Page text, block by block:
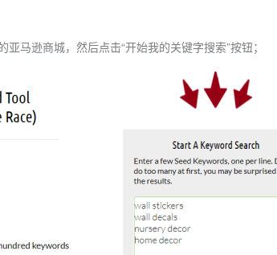
马逊商城，然后点击“开始我的关键字搜索”按钮；